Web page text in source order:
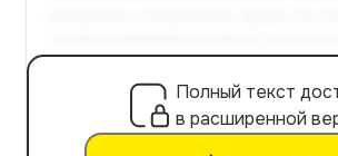
Полный текст
в расширенной